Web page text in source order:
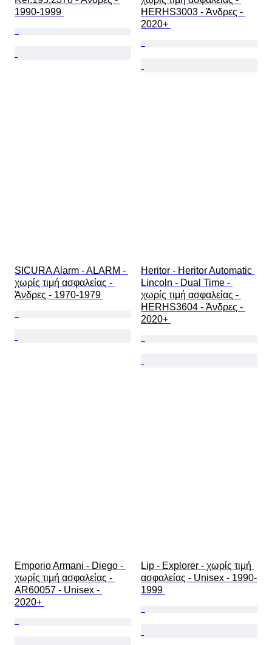
1990-1999
HERHS3003 - Άνδρες -
2020+
SICURA Alarm - ALARM -
χωρίς τιμή ασφαλείας -
Άνδρες - 1970-1979
Heritor - Heritor Automatic
Lincoln - Dual Time -
χωρίς τιμή ασφαλείας -
HERHS3604 - Άνδρες -
2020+
Emporio Armani - Diego -
χωρίς τιμή ασφαλείας -
AR60057 - Unisex -
2020+
Lip - Explorer - χωρίς τιμή
ασφαλείας - Unisex - 1990-
1999